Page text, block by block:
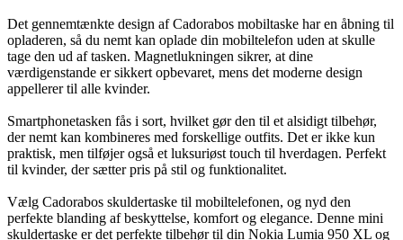
Det gennemtænkte design af Cadorabos mobiltaske har en åbning til
opladeren, så du nemt kan oplade din mobiltelefon uden at skulle
tage den ud af tasken. Magnetlukningen sikrer, at dine
værdigenstande er sikkert opbevaret, mens det moderne design
appellerer til alle kvinder.
Smartphonetasken fås i sort, hvilket gør den til et alsidigt tilbehør,
der nemt kan kombineres med forskellige outfits. Det er ikke kun
praktisk, men tilføjer også et luksuriøst touch til hverdagen. Perfekt
til kvinder, der sætter pris på stil og funktionalitet.
Vælg Cadorabos skuldertaske til mobiltelefonen, og nyd den
perfekte blanding af beskyttelse, komfort og elegance. Denne mini
skuldertaske er det perfekte tilbehør til din Nokia Lumia 950 XL og